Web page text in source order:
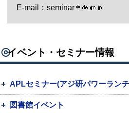
E-mail
：seminar
イベント・セミナー情報
APLセミナー(アジ研パワーラン
図書館イベント